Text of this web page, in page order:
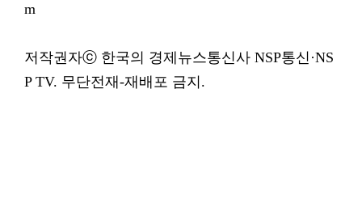
m
저작권자ⓒ 한국의 경제뉴스통신사 NSP통신·NS
P TV. 무단전재-재배포 금지.